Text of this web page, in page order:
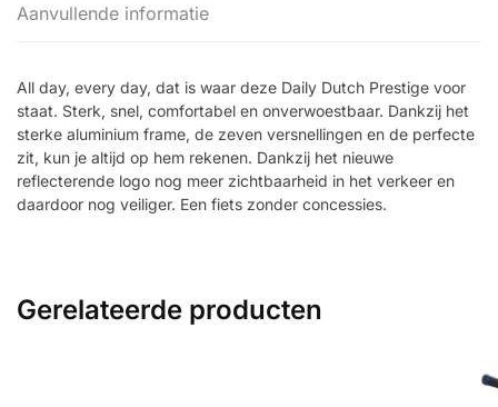
Aanvullende informatie
All day, every day, dat is waar deze Daily Dutch Prestige voor
staat. Sterk, snel, comfortabel en onverwoestbaar. Dankzij het
sterke aluminium frame, de zeven versnellingen en de perfecte
zit, kun je altijd op hem rekenen. Dankzij het nieuwe
reflecterende logo nog meer zichtbaarheid in het verkeer en
daardoor nog veiliger. Een fiets zonder concessies.
Gerelateerde producten